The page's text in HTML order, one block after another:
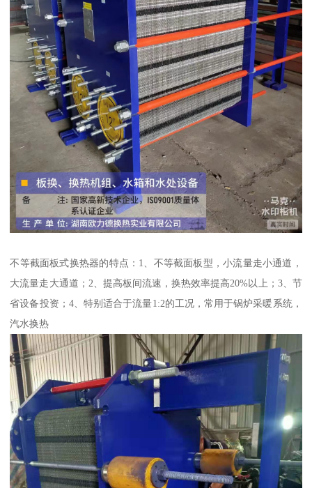
不等截面板式换热器的特点：1、不等截面板型，小流量走小通道，
大流量走大通道；2、提高板间流速，换热效率提高20%以上；3、节
省设备投资；4、特别适合于流量1:2的工况，常用于锅炉采暖系统，
汽水换热